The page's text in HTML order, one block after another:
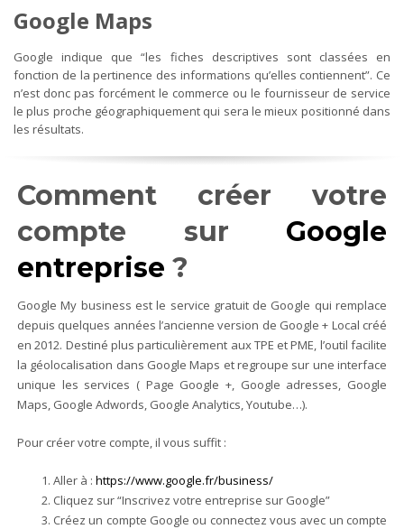
Google Maps
Google indique que “les fiches descriptives sont classées en
fonction de la pertinence des informations qu’elles contiennent”. Ce
n’est donc pas forcément le commerce ou le fournisseur de service
le plus proche géographiquement qui sera le mieux positionné dans
les résultats.
Comment créer votre
compte sur Google
entreprise ?
Google My business est le service gratuit de Google qui remplace
depuis quelques années l’ancienne version de Google + Local créé
en 2012. Destiné plus particulièrement aux TPE et PME, l’outil facilite
la géolocalisation dans Google Maps et regroupe sur une interface
unique les services ( Page Google +, Google adresses, Google
Maps, Google Adwords, Google Analytics, Youtube…).
Pour créer votre compte, il vous suffit :
Aller à :https://www.google.fr/business/
Cliquez sur “Inscrivez votre entreprise sur Google”
Créez un compte Google ou connectez vous avec un compte